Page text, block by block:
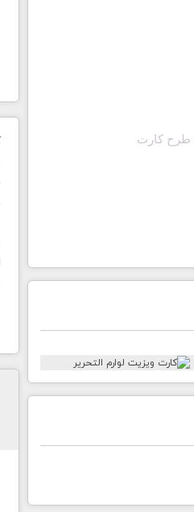
طرح کارت